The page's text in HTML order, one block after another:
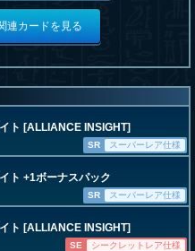
連カードを見る
ト [ALLIANCE INSIGHT]
SR
スーパーレア仕様
ト +1ボーナスパック
SR
スーパーレア仕様
ト [ALLIANCE INSIGHT]
SE
シークレットレア仕様